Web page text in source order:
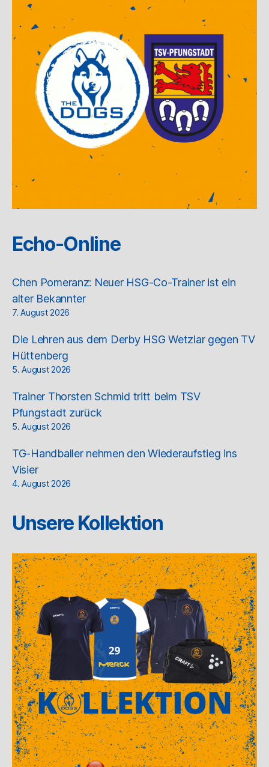
Echo-Online
Chen Pomeranz: Neuer HSG-Co-Trainer ist ein
alter Bekannter
7. August 2026
Die Lehren aus dem Derby HSG Wetzlar gegen TV
Hüttenberg
5. August 2026
Trainer Thorsten Schmid tritt beim TSV
Pfungstadt zurück
5. August 2026
TG-Handballer nehmen den Wiederaufstieg ins
Visier
4. August 2026
Unsere Kollektion